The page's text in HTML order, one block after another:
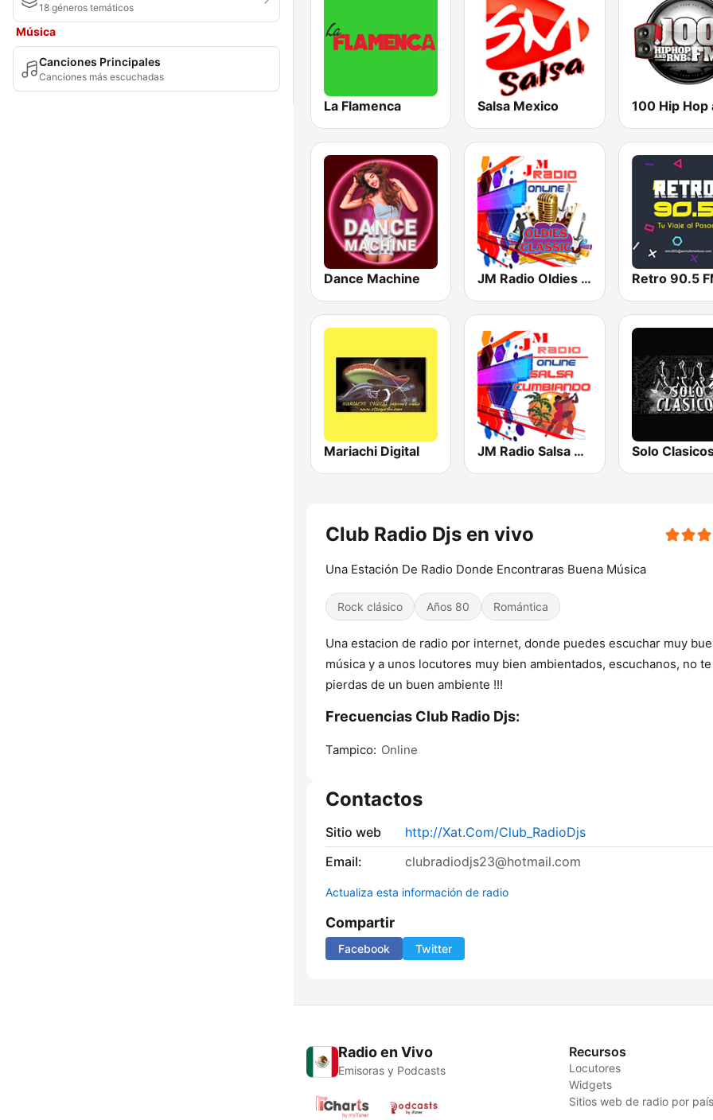
18 géneros temáticos
Música
Canciones Principales
Canciones más escuchadas
La Flamenca Salsa Mexico
Dance Machine JM Radio Oldies Classic Retro 90.5
Mariachi Digital JM Radio Salsa Cumbiando Solo
Club Radio Djs en vivo
Una Estación De Radio Donde Encontraras Buena Música
Rock clásico Años 80 Romántica
Una estacion de radio por internet, donde puedes escuchar muy
música y a unos locutores muy bien ambientados, escuchanos, no te
pierdas de un buen ambiente !!!
Frecuencias Club Radio Djs:
Tampico: Online
Contactos
Sitio web
http://Xat.Com/Club_RadioDjs
Email:
clubradiodjs23@hotmail.com
Actualiza esta información de radio
Compartir
Facebook Twitter
Radio en Vivo
Emisoras y Podcasts
Recursos
Locutores
Widgets
Sitios web de radio por país